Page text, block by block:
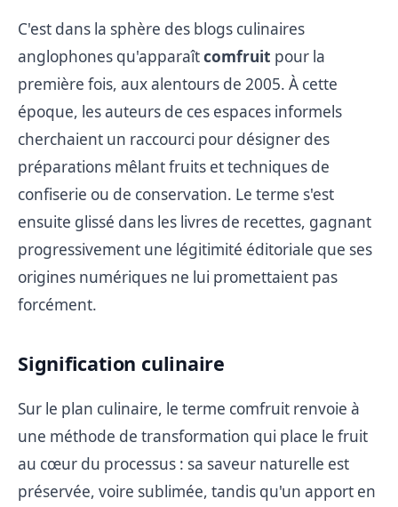
C'est dans la sphère des blogs culinaires
anglophones qu'apparaîtcomfruit pour la
première fois, aux alentours de 2005. À cette
époque, les auteurs de ces espaces informels
cherchaient un raccourci pour désigner des
préparations mêlant fruits et techniques de
confiserie ou de conservation. Le terme s'est
ensuite glissé dans les livres de recettes, gagnant
progressivement une légitimité éditoriale que ses
origines numériques ne lui promettaient pas
forcément.
Signification culinaire
Sur le plan culinaire, le terme comfruit renvoie à
une méthode de transformation qui place le fruit
au cœur du processus : sa saveur naturelle est
préservée, voire sublimée, tandis qu'un apport en